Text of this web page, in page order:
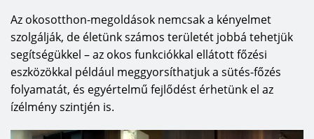
Az okosotthon-megoldások nemcsak a kényelmet
szolgálják, de életünk számos területét jobbá tehetjük
segítségükkel – az okos funkciókkal ellátott főzési
eszközökkal például meggyorsíthatjuk a sütés-főzés
folyamatát, és egyértelmű fejlődést érhetünk el az
ízélmény szintjén is.